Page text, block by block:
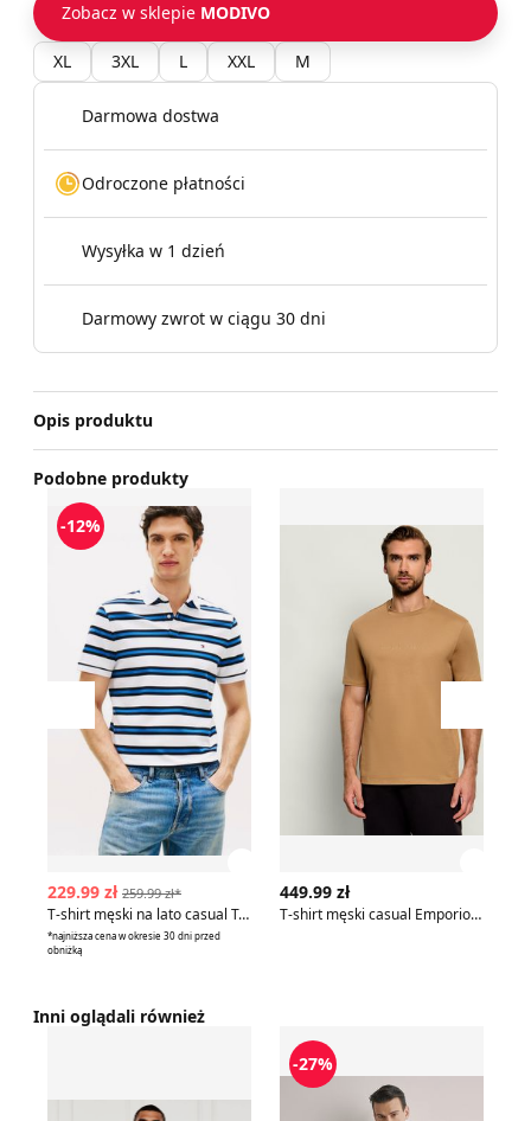
Zobacz w sklepie MODIVO
XL 3XL L XXL M
Darmowa dostwa
Odroczone płatności
Wysyłka w 1 dzień
Darmowy zwrot w ciągu 30 dni
Opis produktu
Podobne produkty
Przesuń w lewo
T-shirt męski na lato casual Tommy Hilfiger
-12%
229.99 zł 259.99 zł*
T-shirt męski na lato casual Tommy Hilfiger
*najniższa cena w okresie 30 dni przed
obniżką
449.99 zł
T-shirt męski casual Emporio Armani
Inni oglądali również
T-shirt męski casual Aeronautica Militare
T-shirt męski OCHNIK
-27%